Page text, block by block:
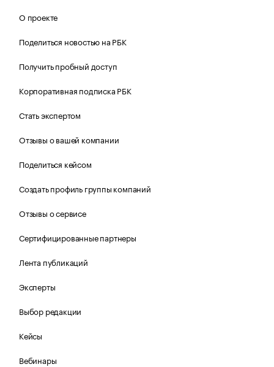
О проекте
Поделиться новостью на РБК
Получить пробный доступ
Корпоративная подписка РБК
Стать экспертом
Отзывы о вашей компании
Поделиться кейсом
Создать профиль группы компаний
Отзывы о сервисе
Сертифицированные партнеры
Лента публикаций
Эксперты
Выбор редакции
Кейсы
Вебинары